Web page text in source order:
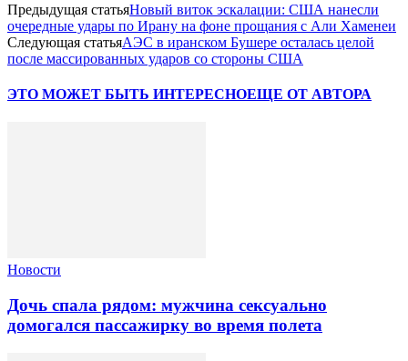
Предыдущая статьяНовый виток эскалации: США нанесли
очередные удары по Ирану на фоне прощания с Али Хаменеи
Следующая статьяАЭС в иранском Бушере осталась целой
после массированных ударов со стороны США
ЭТО МОЖЕТ БЫТЬ ИНТЕРЕСНОЕЩЕ ОТ АВТОРА
Новости
Дочь спала рядом: мужчина сексуально
домогался пассажирку во время полета